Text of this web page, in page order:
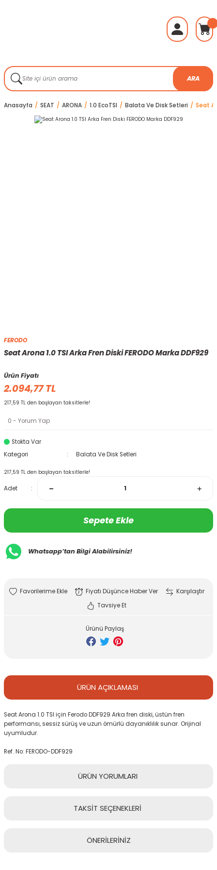
ARA
Anasayfa SEAT ARONA 1.0 EcoTSI Balata Ve Disk Setleri Seat
FERODO
Seat Arona 1.0 TSI Arka Fren Diski FERODO Marka DDF929
Ürün Fiyatı
2.094,77 TL
217,59 TL den başlayan taksitlerle!
0 - Yorum Yap
Stokta Var
Kategori
Balata Ve Disk Setleri
217,59 TL den başlayan taksitlerle!
Adet
Sepete Ekle
Whatsapp’tan Bilgi Alabilirsiniz!
Fiyatı Düşünce Haber Ver
Karşılaştır
Tavsiye Et
Ürünü Paylaş
ÜRÜN AÇIKLAMASI
Seat Arona 1.0 TSI için Ferodo DDF929 Arka fren diski, üstün fren
performansı, sessiz sürüş ve uzun ömürlü dayanıklılık sunar. Orijinal
uyumludur.
Ref. No: FERODO-DDF929
ÜRÜN YORUMLARI
TAKSİT SEÇENEKLERİ
ÖNERİLERİNİZ